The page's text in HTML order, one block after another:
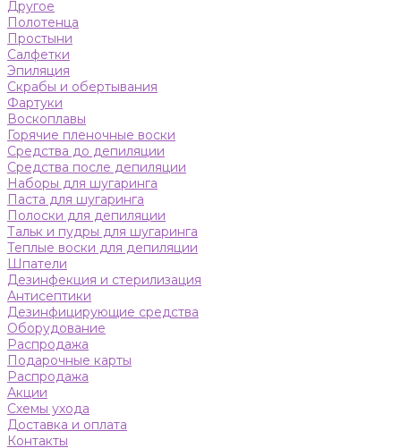
Другое
Полотенца
Простыни
Салфетки
Эпиляция
Скрабы и обертывания
Фартуки
Воскоплавы
Горячие пленочные воски
Средства до депиляции
Средства после депиляции
Наборы для шугаринга
Паста для шугаринга
Полоски для депиляции
Тальк и пудры для шугаринга
Теплые воски для депиляции
Шпатели
Дезинфекция и стерилизация
Антисептики
Дезинфицирующие средства
Оборудование
Распродажа
Подарочные карты
Распродажа
Акции
Схемы ухода
Доставка и оплата
Контакты